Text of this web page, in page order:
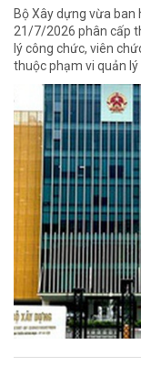
Bộ Xây dựng vừa
21/7/2026 phân cấp
lý công chức, viên
thuộc phạm vi quản lý